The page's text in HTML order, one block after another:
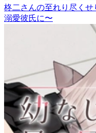
柊二さんの至れり尽く
溺愛彼氏に〜